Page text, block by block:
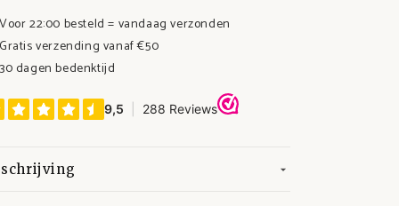
RVS
fruit-
en
RVS
fruit-
en
Voor 22:00 besteld = vandaag verzonden
Gratis verzending vanaf €50
30 dagen bedenktijd